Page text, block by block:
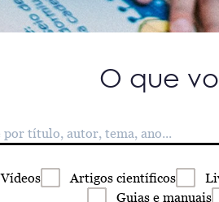
O que
Vídeos Artigos científicos
Guias e manuais